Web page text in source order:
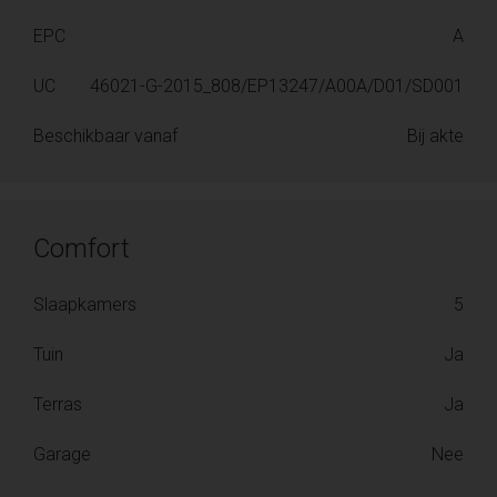
EPC A
UC 46021-G-2015_808/EP13247/A00A/D01/SD001
Beschikbaar vanaf Bij akte
Comfort
Slaapkamers 5
Tuin Ja
Terras Ja
Garage Nee